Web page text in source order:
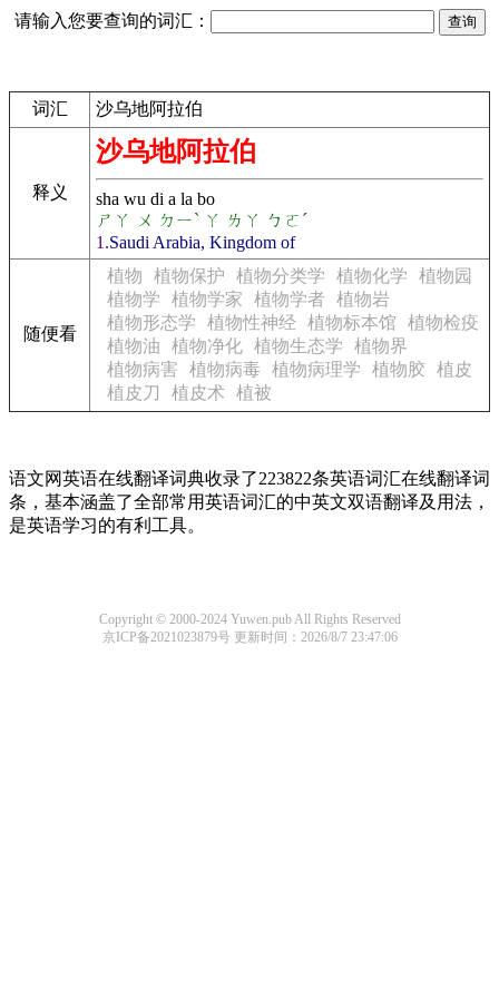
请输入您要查询的词汇：
词汇 沙乌地阿拉伯
释义
沙乌地阿拉伯
sha wu di a la bo
ㄕㄚ ㄨ ㄉㄧˋ ㄚ ㄌㄚ ㄅㄛˊ
1.Saudi Arabia, Kingdom of
随便看
植物 植物保护 植物分类学 植物化学
植物园
植物学
植物学家 植物学者
植物岩
植物形态学
植物性神经 植物标本馆
植物检疫
植物油
植物净化 植物生态学
植物界
植物病害
植物病毒 植物病理学 植物胶 植皮
植皮刀
植皮术 植被
语文网英语在线翻译词典收录了223822条英语词汇在线翻译词
条，基本涵盖了全部常用英语词汇的中英文双语翻译及用法，
是英语学习的有利工具。
Copyright © 2000-2024 Yuwen.pub All Rights Reserved
京ICP备2021023879号更新时间：2026/8/7 23:47:06